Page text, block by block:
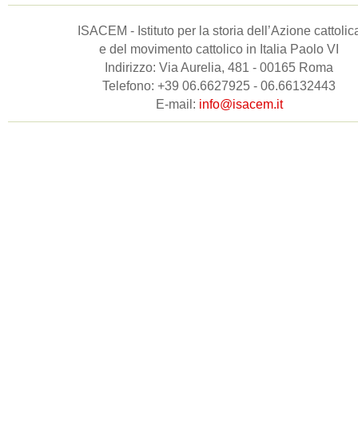
ISACEM - Istituto per la storia dell’Azione
e del movimento cattolico in Italia Paolo VI
Indirizzo: Via Aurelia, 481 - 00165 Roma
Telefono: +39 06.6627925 - 06.66132443
E-mail: info@isacem.it